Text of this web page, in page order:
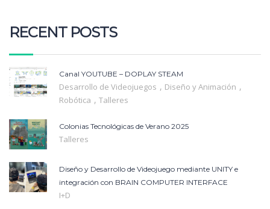
RECENT POSTS
Canal YOUTUBE – DOPLAY STEAM
Desarrollo de Videojuegos , Diseño y Animación ,
Robótica , Talleres
Colonias Tecnológicas de Verano 2025
Talleres
Diseño y Desarrollo de Videojuego mediante UNITY e
integración con BRAIN COMPUTER INTERFACE
I+D